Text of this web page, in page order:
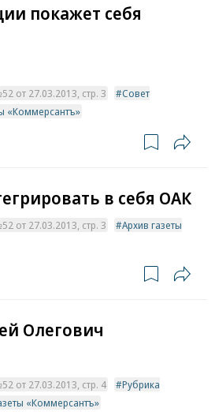
покажет себя
от 27.03.2013, стр. 3
Совет
«Коммерсантъ»
в себя ОАК
от 27.03.2013, стр. 3
Архив газеты
Олегович
от 27.03.2013, стр. 4
Рубрика
«Коммерсантъ»